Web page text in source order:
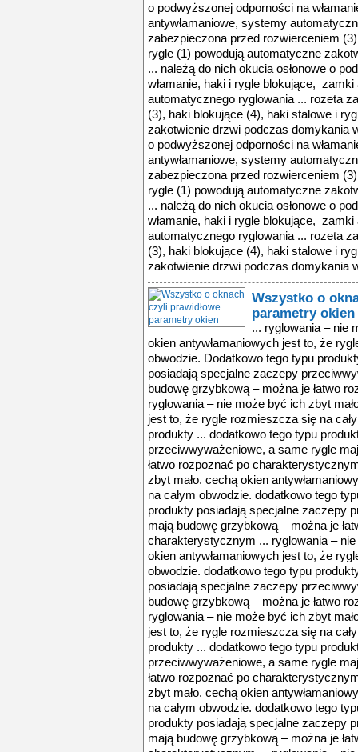
o podwyższonej odporności na
antywłamaniowe, systemy
zabezpieczona przed rozwierceniem
rygle (1) powodują automatyczne
... należą do nich okucia osłonowe o
włamanie, haki i rygle blokujące,
automatycznego ryglowania ... rozeta
(3), haki blokujące (4), haki stalowe i
zakotwienie drzwi podczas domykania
o podwyższonej odporności na
antywłamaniowe, systemy
zabezpieczona przed rozwierceniem
rygle (1) powodują automatyczne
... należą do nich okucia osłonowe o
włamanie, haki i rygle blokujące,
automatycznego ryglowania ... rozeta
(3), haki blokujące (4), haki stalowe i
zakotwienie drzwi podczas domykania
Wszystko o
parametry okien
... ryglowania – nie
okien antywłamaniowych jest to, że
obwodzie. Dodatkowo tego typu
posiadają specjalne zaczepy
budowę grzybkową – można je łatwo
ryglowania – nie może być ich zbyt
jest to, że rygle rozmieszcza się na
produkty ... dodatkowo tego typu
przeciwwyważeniowe, a same rygle
łatwo rozpoznać po
zbyt mało. cechą okien
na całym obwodzie. dodatkowo tego
produkty posiadają specjalne zaczepy
mają budowę grzybkową – można je
charakterystycznym ... ryglowania –
okien antywłamaniowych jest to, że
obwodzie. dodatkowo tego typu
posiadają specjalne zaczepy
budowę grzybkową – można je łatwo
ryglowania – nie może być ich zbyt
jest to, że rygle rozmieszcza się na
produkty ... dodatkowo tego typu
przeciwwyważeniowe, a same rygle
łatwo rozpoznać po
zbyt mało. cechą okien
na całym obwodzie. dodatkowo tego
produkty posiadają specjalne zaczepy
mają budowę grzybkową – można je